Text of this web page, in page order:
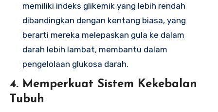
memiliki indeks glikemik yang lebih rendah
dibandingkan dengan kentang biasa, yang
berarti mereka melepaskan gula ke dalam
darah lebih lambat, membantu dalam
pengelolaan glukosa darah.
4. Memperkuat Sistem Kekebalan
Tubuh